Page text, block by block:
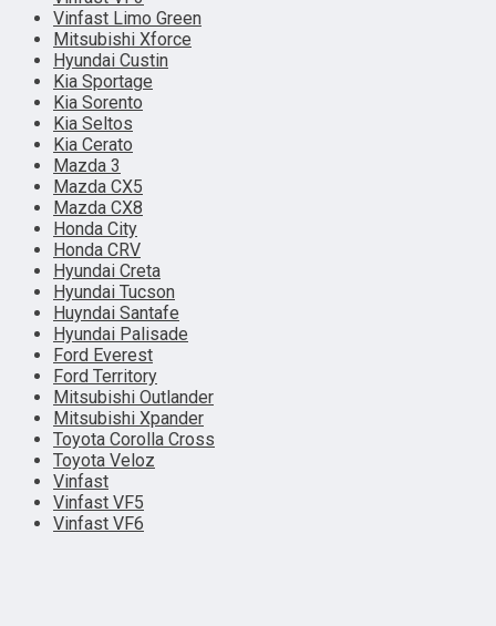
Vinfast Limo Green
Mitsubishi Xforce
Hyundai Custin
Kia Sportage
Kia Sorento
Kia Seltos
Kia Cerato
Mazda 3
Mazda CX5
Mazda CX8
Honda City
Honda CRV
Hyundai Creta
Hyundai Tucson
Huyndai Santafe
Hyundai Palisade
Ford Everest
Ford Territory
Mitsubishi Outlander
Mitsubishi Xpander
Toyota Corolla Cross
Toyota Veloz
Vinfast
Vinfast VF5
Vinfast VF6